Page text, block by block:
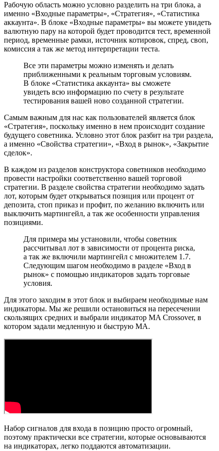
Рабочую область можно условно разделить на три блока, а
именно «Входные параметры», «Стратегия», «Статистика
аккаунта». В блоке «Входные параметры» вы можете увидеть
валютную пару на которой будет проводится тест, временной
период, временные рамки, источник котировок, спред, своп,
комиссия а так же метод интерпретации теста.
Все эти параметры можно изменять и делать
приближенными к реальным торговым условиям.
В блоке «Статистика аккаунта» вы сможете
увидеть всю информацию по счету в результате
тестирования вашей ново созданной стратегии.
Самым важным для нас как пользователей является блок
«Стратегия», поскольку именно в нем происходит создание
будущего советника. Условно этот блок разбит на три раздела,
а именно «Свойства стратегии», «Вход в рынок», «Закрытие
сделок».
В каждом из разделов конструктора советников необходимо
провести настройки соответственно вашей торговой
стратегии. В разделе свойства стратегии необходимо задать
лот, которым будет открываться позиция или процент от
депозита, стоп приказ и профит, по желанию включить или
выключить мартингейл, а так же особенности управления
позициями.
Для примера мы установили, чтобы советник
рассчитывал лот в зависимости от процента риска,
а так же включили мартингейл с множителем 1.7.
Следующим шагом необходимо в разделе «Вход в
рынок» с помощью индикаторов задать торговые
условия.
Для этого заходим в этот блок и выбираем необходимые нам
индикаторы. Мы же решили остановиться на пересечении
скользящих средних и выбрали индикатор MA Crossover, в
котором задали медленную и быструю МА.
Набор сигналов для входа в позицию просто огромный,
поэтому практически все стратегии, которые основываются
на индикаторах, легко поддаются автоматизации.